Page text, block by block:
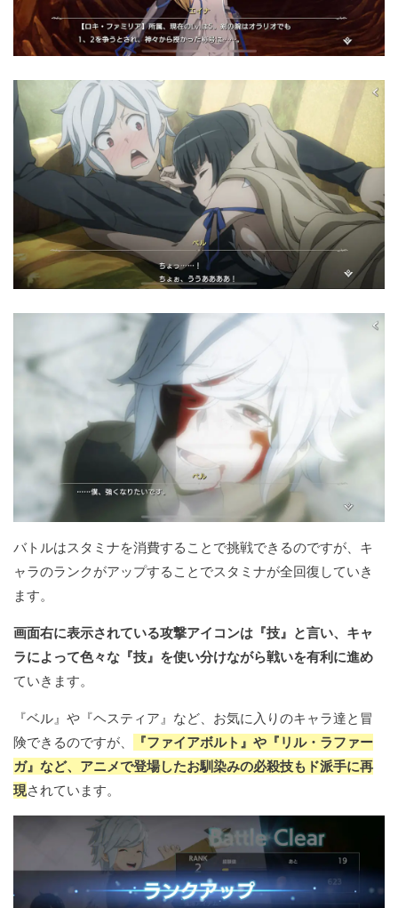
バトルはスタミナを消費することで挑戦できるのですが、キ
ャラのランクがアップすることでスタミナが全回復していき
ます。
画面右に表示されている攻撃アイコンは『技』と言い、キャ
ラによって色々な『技』を使い分けながら戦いを有利に進め
ていきます。
『ベル』や『ヘスティア』など、お気に入りのキャラ達と冒
険できるのですが、
『ファイアボルト』や『リル・ラファー
ガ』など、アニメで登場したお馴染みの必殺技もド派手に再
現されています。